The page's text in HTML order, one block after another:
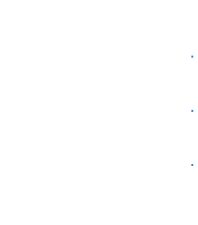
·
·
·